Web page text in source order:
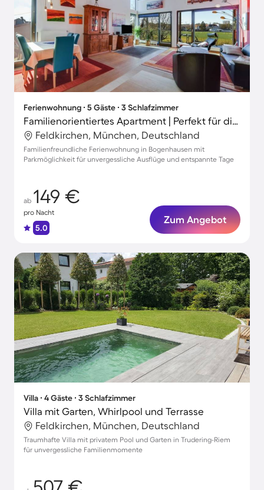
Ferienwohnung ∙ 5 Gäste ∙ 3 Schlafzimmer
Familienorientiertes Apartment | Perfekt für die Arbeit von Zuhause
Feldkirchen, München, Deutschland
Familienfreundliche Ferienwohnung in Bogenhausen mit
Parkmöglichkeit für unvergessliche Ausflüge und entspannte Tage
ab 149 €
pro Nacht
5.0
Zum Angebot
Villa ∙ 4 Gäste ∙ 3 Schlafzimmer
Villa mit Garten, Whirlpool und Terrasse
Feldkirchen, München, Deutschland
Traumhafte Villa mit privatem Pool und Garten in Trudering-Riem
für unvergessliche Familienmomente